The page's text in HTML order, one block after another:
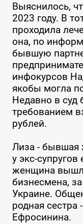
Выяснилось,
2023 году. В
проходила
она, по
бывшую
инфокурсов
якобы могла
Недавно в суд
требованием
рублей.
Лиза - бывшая
у экс-
женщина
бизнесмена,
Украине.
родная
Ефросинина.